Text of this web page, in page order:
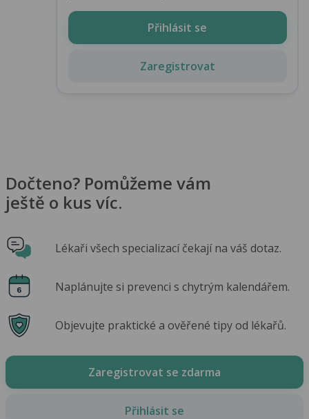
Přihlásit se
Zaregistrovat
Dočteno? Pomůžeme vám
ještě o kus víc.
Lékaři všech specializací čekají na váš dotaz.
Naplánujte si prevenci s chytrým kalendářem.
Objevujte praktické a ověřené tipy od lékařů.
Zaregistrovat se zdarma
Přihlásit se